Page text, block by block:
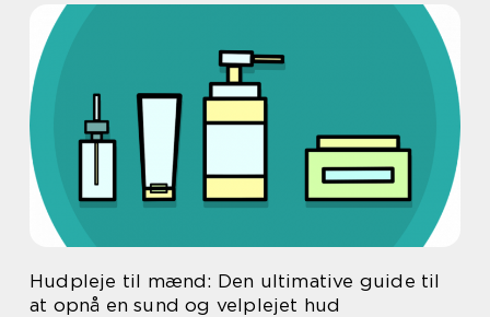
Hudpleje til mænd: Den ultimative guide til
at opnå en sund og velplejet hud